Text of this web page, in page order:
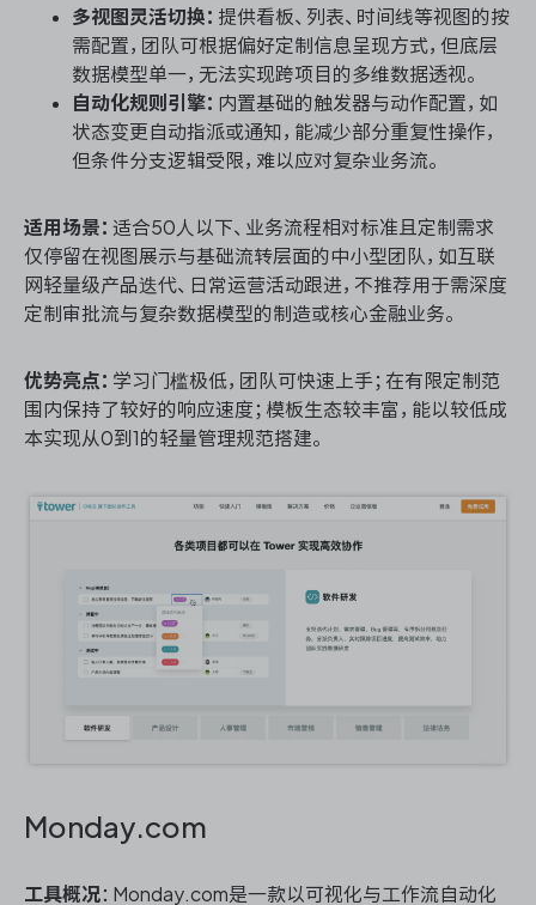
多视图灵活切换： 提供看板、列表、时间线等视图的按
需配置，团队可根据偏好定制信息呈现方式，但底层
数据模型单一，无法实现跨项目的多维数据透视。
自动化规则引擎： 内置基础的触发器与动作配置，如
状态变更自动指派或通知，能减少部分重复性操作，
但条件分支逻辑受限，难以应对复杂业务流。
适用场景： 适合50人以下、业务流程相对标准且定制需求
仅停留在视图展示与基础流转层面的中小型团队，如互联
网轻量级产品迭代、日常运营活动跟进，不推荐用于需深度
定制审批流与复杂数据模型的制造或核心金融业务。
优势亮点： 学习门槛极低，团队可快速上手；在有限定制范
围内保持了较好的响应速度；模板生态较丰富，能以较低成
本实现从0到1的轻量管理规范搭建。
Monday.com
工具概况：Monday.com是一款以可视化与工作流自动化